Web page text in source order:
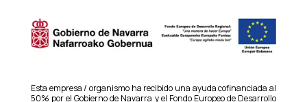
Esta empresa / organismo ha recibido una ayuda cofinanciada al
50% por el Gobierno de Navarra y el Fondo Europeo de Desarrollo